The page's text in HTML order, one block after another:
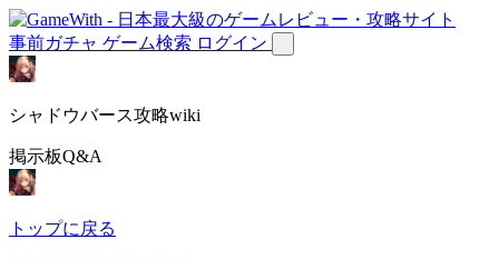
事前ガチャ ゲーム検索 ログイン
シャドウバース攻略wiki
掲示板Q&A
トップに戻る